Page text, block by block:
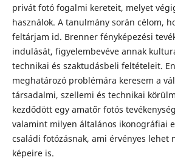
privát fotó fogalmi kereteit, melyet
használok. A tanulmány során célom,
feltárjam id. Brenner fényképezési
indulását, figyelembevéve annak
technikai és szaktudásbeli feltételeit.
meghatározó problémára keresem a
társadalmi, szellemi és technikai
kezdődött egy amatőr fotós
valamint milyen általános ikonográfiai
családi fotózásnak, ami érvényes lehet
képeire is.